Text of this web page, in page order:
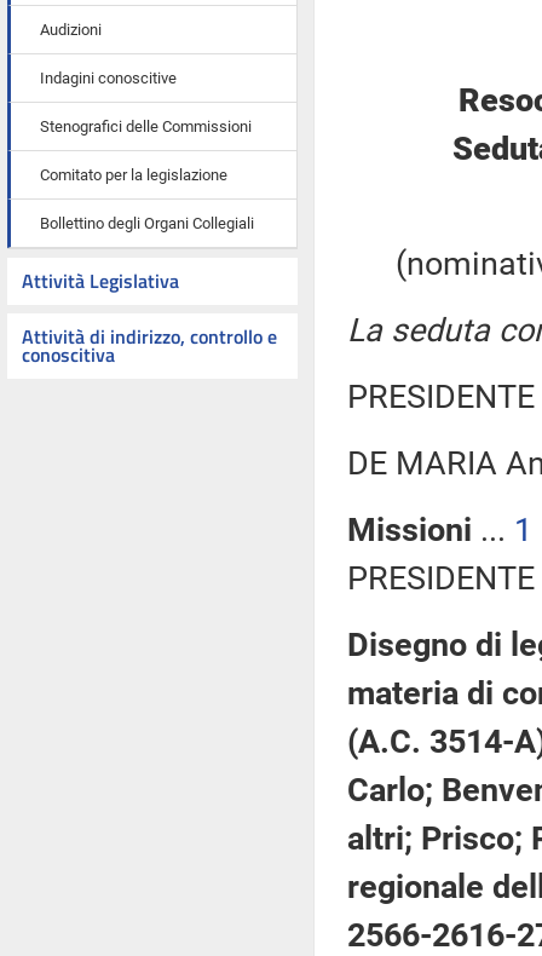
Audizioni
Indagini conoscitive
Stenografici delle Commissioni
Comitato per la legislazione
Bollettino degli Organi Collegiali
Attività Legislativa
Attività di indirizzo, controllo e
conoscitiva
La seduta
DE MARIA
Missioni ... 1
Disegno di
materia di
(A.C. 3514-
Carlo;
altri; Prisco;
regionale
2566-2616-